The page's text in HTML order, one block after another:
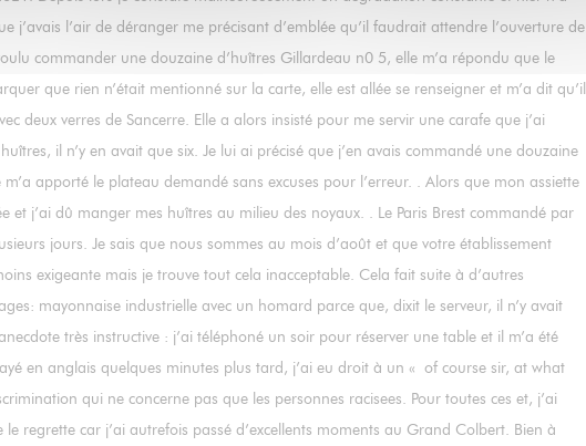
j’avais l’air de déranger me précisant d’emblée qu’il faudrait attendre l’ouverture de
commander une douzaine d’huîtres Gillardeau n0 5, elle m’a répondu que le
que rien n’était mentionné sur la carte, elle est allée se renseigner et m’a dit qu’il
deux verres de Sancerre. Elle a alors insisté pour me servir une carafe que j’ai
il n’y en avait que six. Je lui ai précisé que j’en avais commandé une douzaine
apporté le plateau demandé sans excuses pour l’erreur. . Alors que mon assiette
et j’ai dû manger mes huîtres au milieu des noyaux. . Le Paris Brest commandé par
jours. Je sais que nous sommes au mois d’août et que votre établissement
exigeante mais je trouve tout cela inacceptable. Cela fait suite à d’autres
mayonnaise industrielle avec un homard parce que, dixit le serveur, il n’y avait
très instructive : j’ai téléphoné un soir pour réserver une table et il m’a été
en anglais quelques minutes plus tard, j’ai eu droit à un « of course sir, at what
qui ne concerne pas que les personnes racisees. Pour toutes ces et, j’ai
regrette car j’ai autrefois passé d’excellents moments au Grand Colbert. Bien à